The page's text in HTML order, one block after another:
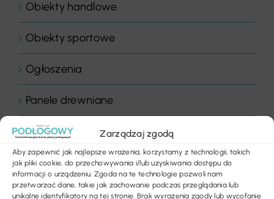
Zarządzaj zgodą
Aby zapewnić jak najlepsze wrażenia, korzystamy z technologii, takich
jak pliki cookie, do przechowywania i/lub uzyskiwania dostępu do
informacji o urządzeniu. Zgoda na te technologie pozwoli nam
przetwarzać dane, takie jak zachowanie podczas przeglądania lub
unikalne identyfikatory na tej stronie. Brak wyrażenia zgody lub wycofanie
Obiekty handlowe
Obiekty sportowe
Ogłoszenia
Panele drewniane
Parkiety
Placówki edukacyjne
Płytki dywanowe